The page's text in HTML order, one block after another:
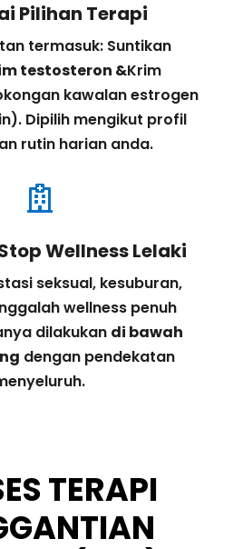
Pilihan Terapi
termasuk: Suntikan
testosteron &Krim
kawalan estrogen
Dipilih mengikut profil
rutin harian anda.

Wellness Lelaki
seksual, kesuburan,
wellness penuh
dilakukan di bawah
dengan pendekatan
TERAPI